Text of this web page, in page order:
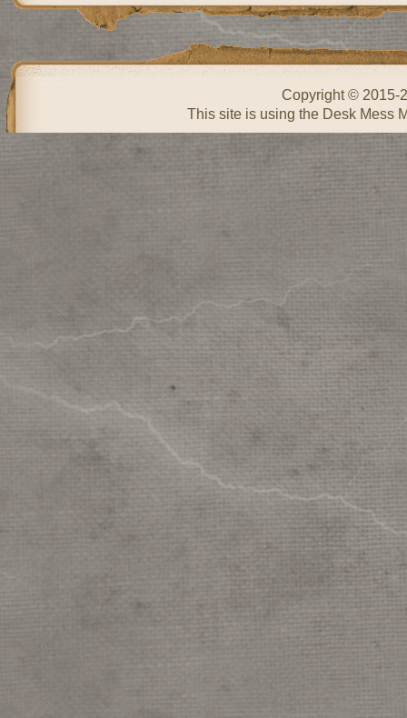
Copyright © 2015-
This site is using the Desk Mess